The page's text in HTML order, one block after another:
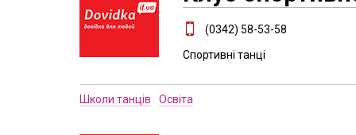
(0342) 58-53-58
Спортивні танці
Школи танців Освіта